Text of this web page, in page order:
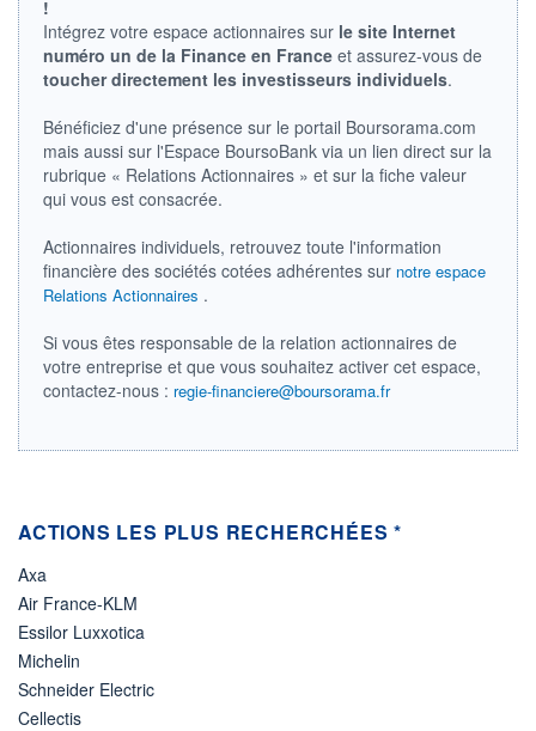
RENDEMENT
ESTIMÉ 2026
-
PER ESTIMÉ
2026
-
DERNIER
DIVIDENDE
0,00 CAD
DATE
DERNIER
DIVIDENDE
-
PROCHAIN
ÉLIGIBILITÉ
Non éligible
+ PORTEFEUILLE + LISTE
!
Intégrez votre espace actionnaires sur le site Internet
numéro un de la Finance en France et assurez-vous de
toucher directement les investisseurs individuels.
Bénéficiez d'une présence sur le portail Boursorama.com
mais aussi sur l'Espace BoursoBank via un lien direct sur la
rubrique « Relations Actionnaires » et sur la fiche valeur
qui vous est consacrée.
Actionnaires individuels, retrouvez toute l'information
financière des sociétés cotées adhérentes sur notre espace
Relations Actionnaires .
Si vous êtes responsable de la relation actionnaires de
votre entreprise et que vous souhaitez activer cet espace,
contactez-nous : regie-financiere@boursorama.fr
ACTIONS LES PLUS RECHERCHÉES *
Axa
Air France-KLM
Essilor Luxxotica
Michelin
Schneider Electric
Cellectis